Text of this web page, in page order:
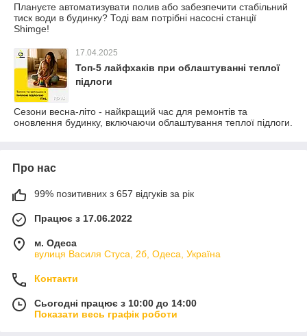
Плануєте автоматизувати полив або забезпечити стабільний
тиск води в будинку? Тоді вам потрібні насосні станції
Shimge!
17.04.2025
Топ-5 лайфхаків при облаштуванні теплої
підлоги
Сезони весна-літо - найкращий час для ремонтів та
оновлення будинку, включаючи облаштування теплої підлоги.
Про нас
99% позитивних з 657 відгуків за рік
Працює з 17.06.2022
м. Одеса
вулиця Василя Стуса, 2б, Одеса, Україна
Контакти
Сьогодні працює з 10:00 до 14:00
Показати весь графік роботи